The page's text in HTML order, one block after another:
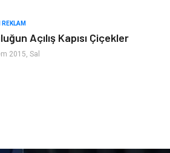
Açılış Kapısı Çiçekler
2015, Sal